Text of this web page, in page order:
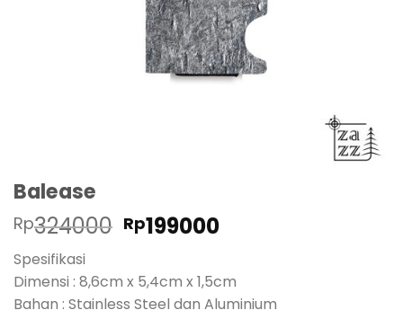
Balease
Rp324000 Harga
adalah:
Rp324000.
Rp199000Harga
adalah:
Spesifikasi
Dimensi : 8,6cm x 5,4cm x 1,5cm
Bahan : Stainless Steel dan Aluminium